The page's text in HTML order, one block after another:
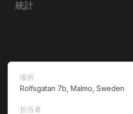
統計
場所
Rolfsgatan 7b, Malmo, Sweden
担当者